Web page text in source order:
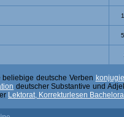
deutsche Verben
deutscher Substantive und
Lektorat, Korrekturlesen